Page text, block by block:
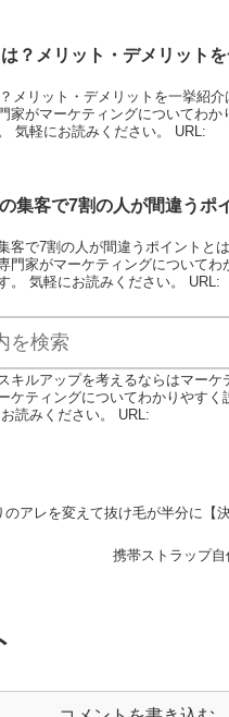
？メリット・デメリット
メリット・デメリットを一挙紹介
家がマーケティングについてわか
気軽にお読みください。 URL:
集客で7割の人が間違うポ
客で7割の人が間違うポイントと
門家がマーケティングについてわ
。 気軽にお読みください。 URL:
スキルアップを考えるなら
キルアップを考えるならはマーケ
ケティングについてわかりやすく
読みください。 URL:
のアレを変えて抜け毛が半分に【決
携帯ストラップ自